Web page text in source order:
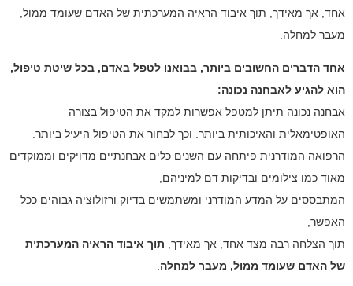
אחד, אך מאידך, תוך איבוד הראיה המערכתית של האדם שעומד ממול,
מעבר למחלה.
אחד הדברים החשובים ביותר, בבואנו לטפל באדם, בכל שיטת טיפול,
הוא להגיע לאבחנה נכונה:
אבחנה נכונה תיתן למטפל אפשרות למקד את הטיפול בצורה
האופטימאלית והאיכותית ביותר. וכך לבחור את הטיפול היעיל ביותר.
הרפואה המודרנית פיתחה עם השנים כלים אבחנתיים מדויקים וממוקדים
מאוד כמו צילומים ובדיקות דם למיניהם,
המתבססים על המדע המודרני ומשתמשים בדיוק ורזולוציה גבוהים ככל
האפשר,
תוך הצלחה רבה מצד אחד, אך מאידך, תוך איבוד הראיה המערכתית
של האדם שעומד ממול, מעבר למחלה